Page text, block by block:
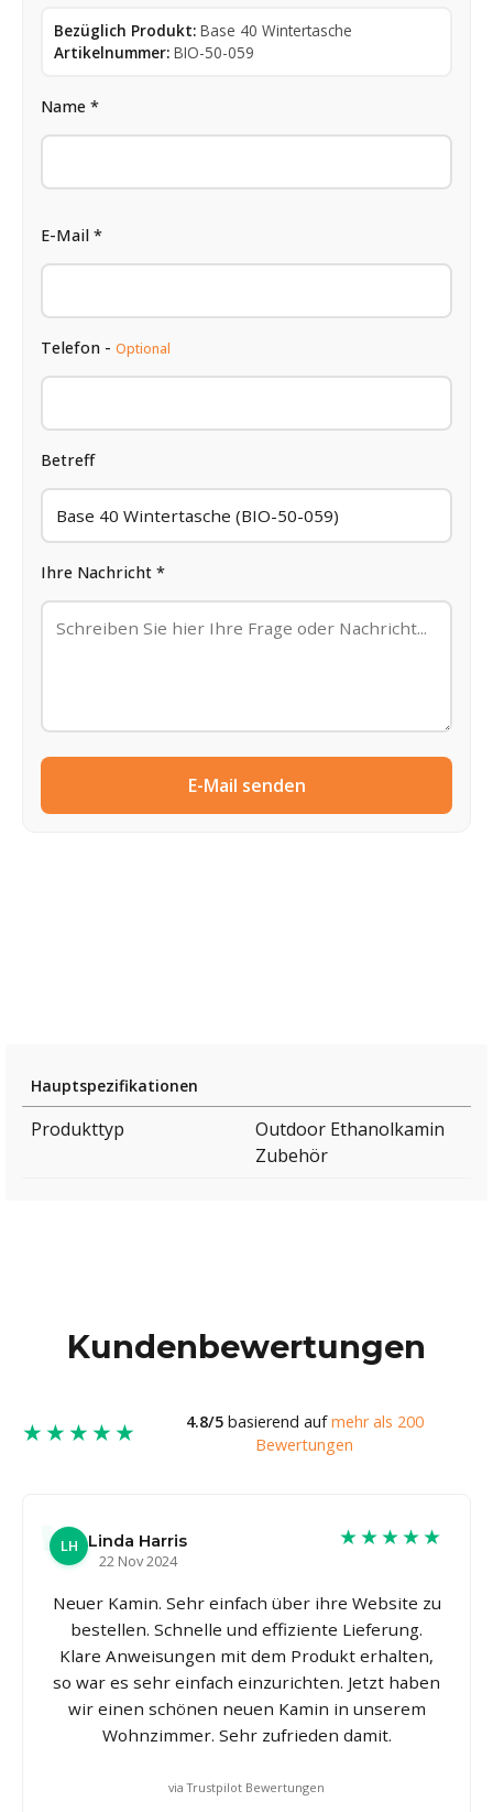
Bezüglich Produkt: Base 40 Wintertasche
Artikelnummer: BIO-50-059
Name *
E-Mail *
Telefon - Optional
Betreff
Ihre Nachricht *
E-Mail senden
Hauptspezifikationen
Produkttyp
Outdoor Ethanolkamin
Zubehör
Kundenbewertungen
★★★★★ 4.8/5basierend aufmehr als 200
Bewertungen
LH
Linda Harris
22 Nov 2024
★★★★★
Neuer Kamin. Sehr einfach über ihre Website zu
bestellen. Schnelle und effiziente Lieferung.
Klare Anweisungen mit dem Produkt erhalten,
so war es sehr einfach einzurichten. Jetzt haben
wir einen schönen neuen Kamin in unserem
Wohnzimmer. Sehr zufrieden damit.
via Trustpilot Bewertungen